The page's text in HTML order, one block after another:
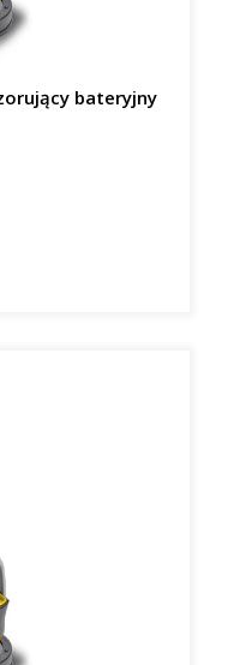
bateryjny